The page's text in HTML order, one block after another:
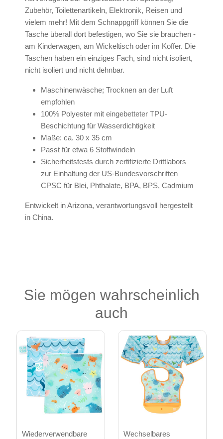
Zubehör, Toilettenartikeln, Elektronik, Reisen und
vielem mehr! Mit dem Schnappgriff können Sie die
Tasche überall dort befestigen, wo Sie sie brauchen -
am Kinderwagen, am Wickeltisch oder im Koffer. Die
Taschen haben ein einziges Fach, sind nicht isoliert,
nicht isoliert und nicht dehnbar.
Maschinenwäsche; Trocknen an der Luft
empfohlen
100% Polyester mit eingebetteter TPU-
Beschichtung für Wasserdichtigkeit
Maße: ca. 30 x 35 cm
Passt für etwa 6 Stoffwindeln
Sicherheitstests durch zertifizierte Drittlabors
zur Einhaltung der US-Bundesvorschriften
CPSC für Blei, Phthalate, BPA, BPS, Cadmium
Entwickelt in Arizona, verantwortungsvoll hergestellt
in China.
Sie mögen wahrscheinlich
auch
Wiederverwendbare
Wechselbares